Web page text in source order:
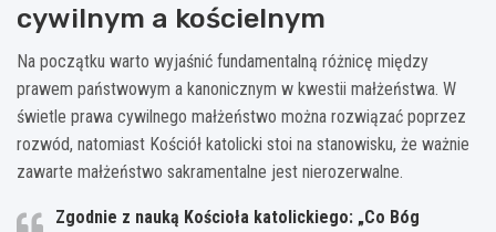
cywilnym a kościelnym
Na początku warto wyjaśnić fundamentalną różnicę między
prawem państwowym a kanonicznym w kwestii małżeństwa. W
świetle prawa cywilnego małżeństwo można rozwiązać poprzez
rozwód, natomiast Kościół katolicki stoi na stanowisku, że ważnie
zawarte małżeństwo sakramentalne jest nierozerwalne.
Zgodnie z nauką Kościoła katolickiego: „Co Bóg